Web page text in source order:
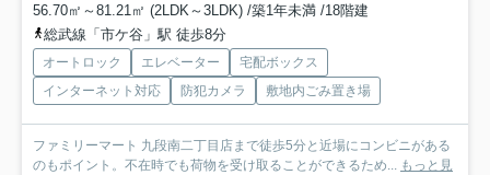
56.70㎡～81.21㎡ (2LDK～3LDK) /築1年未満 /18階建
総武線「市ケ谷」駅 徒歩8分
オートロック エレベーター
宅配ボックス
インターネット対応
防犯カメラ 敷地内ごみ置き場
ファミリーマート 九段南二丁目店まで徒歩5分と近場にコンビニがある
のもポイント。不在時でも荷物を受け取ることができるため... もっと見